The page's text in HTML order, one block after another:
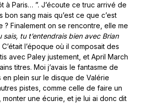
à Paris… ”. J’écoute ce truc arrivé de
bon sang mais qu’est ce que c’est
? Finalement on se rencontre, elle me
sais, tu t’entendrais bien avec Brian
l’époque où il composait des
avec Paley justement, et April March
titres. Moi j’avais le fantasme de
en plein sur le disque de Valérie
pistes, comme celle de faire un
monter une écurie, et je lui ai donc dit